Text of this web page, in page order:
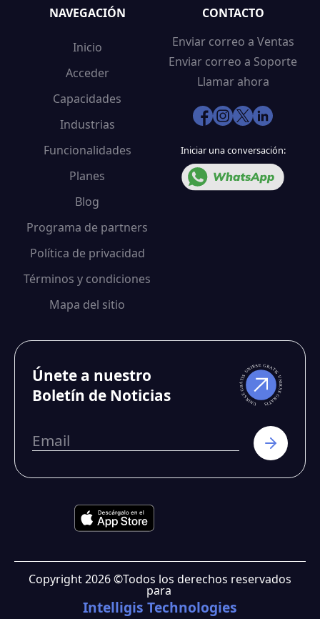
NAVEGACIÓN
Inicio
Acceder
Capacidades
Industrias
Funcionalidades
Planes
Blog
Programa de partners
Política de privacidad
Términos y condiciones
Mapa del sitio
CONTACTO
Enviar correo a Ventas
Enviar correo a Soporte
Llamar ahora
Iniciar una conversación:
Únete a nuestro
Boletín de Noticias
Copyright2026©Todos los derechos reservados
para
Intelligis Technologies